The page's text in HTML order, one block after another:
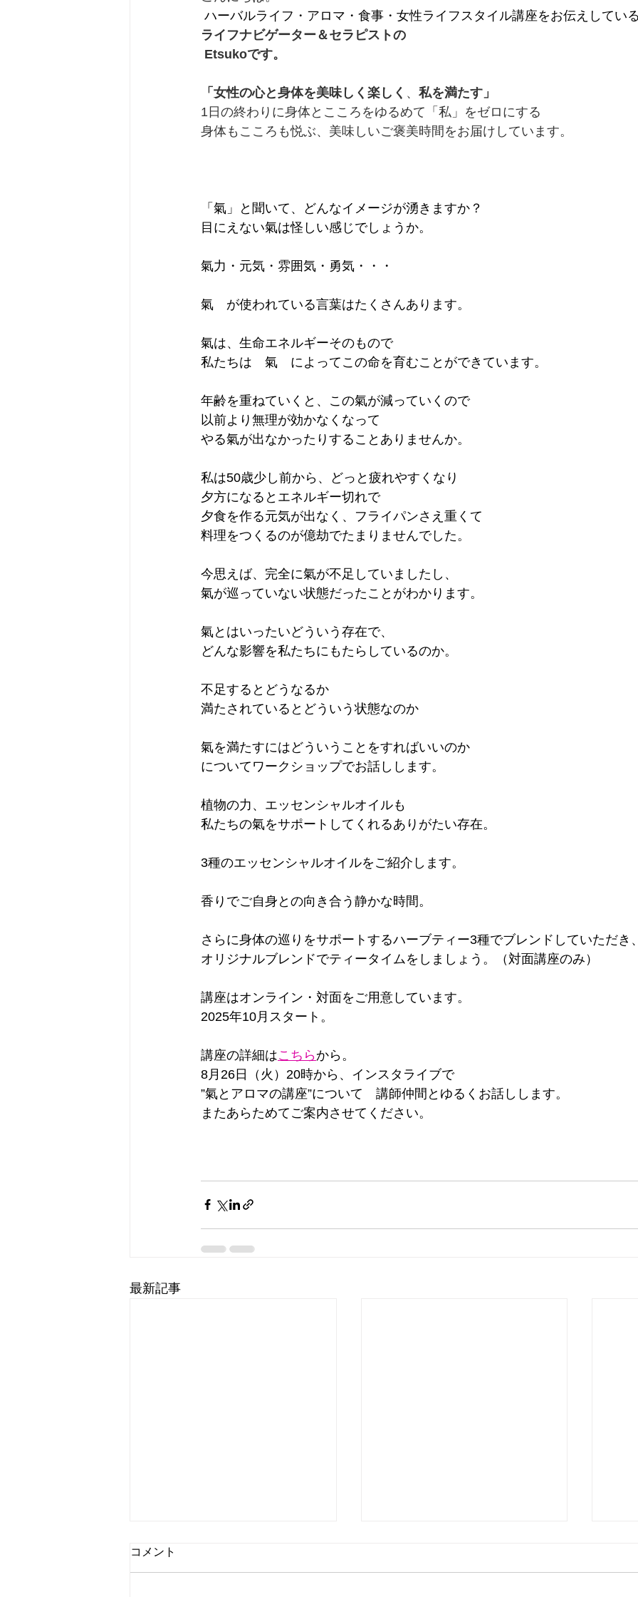
ハーバルライフ・アロマ・食事・女性ライフスタイル講座をお伝えしてい
ライフナビゲーター＆セラピストの
Etsukoです。
「女性の心と身体を美味しく楽しく 、 私を満たす」
1日の終わりに身体とこころをゆるめて「私」をゼロにする
身体もこころも悦ぶ、美味しいご褒美時間をお届けしています。
「氣」と聞いて、どんなイメージが湧きますか？
目にえない氣は怪しい感じでしょうか。
氣力・元気・雰囲気・勇気・・・
氣　が使われている言葉はたくさんあります。
氣は、生命エネルギーそのもので
私たちは　氣　によってこの命を育むことができています。
年齢を重ねていくと、この氣が減っていくので
以前より無理が効かなくなって
やる氣が出なかったりすることありませんか。
私は50歳少し前から、どっと疲れやすくなり
夕方になるとエネルギー切れで
夕食を作る元気が出なく、フライパンさえ重くて
料理をつくるのが億劫でたまりませんでした。
今思えば、完全に氣が不足していましたし、
氣が巡っていない状態だったことがわかります。
氣とはいったいどういう存在で、
どんな影響を私たちにもたらしているのか。
不足するとどうなるか
満たされているとどういう状態なのか
氣を満たすにはどういうことをすればいいのか
についてワークショップでお話しします。
植物の力、エッセンシャルオイルも
私たちの氣をサポートしてくれるありがたい存在。
3種のエッセンシャルオイルをご紹介します。
香りでご自身との向き合う静かな時間。
さらに身体の巡りをサポートするハーブティー3種でブレンドしていただき
オリジナルブレンドでティータイムをしましょう。（対面講座のみ）
講座はオンライン・対面をご用意しています。
2025年10月スタート。
講座の詳細はこちらから。
8月26日（火）20時から、インスタライブで
”氣とアロマの講座”について　講師仲間とゆるくお話しします。
またあらためてご案内させてください。
最新記事
コメント